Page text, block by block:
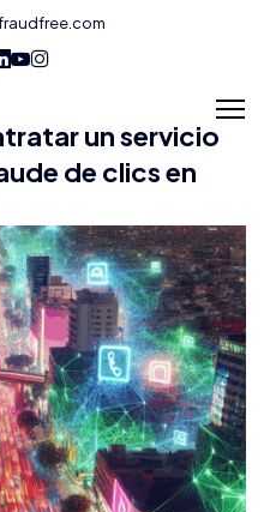
un servicio
de clics en